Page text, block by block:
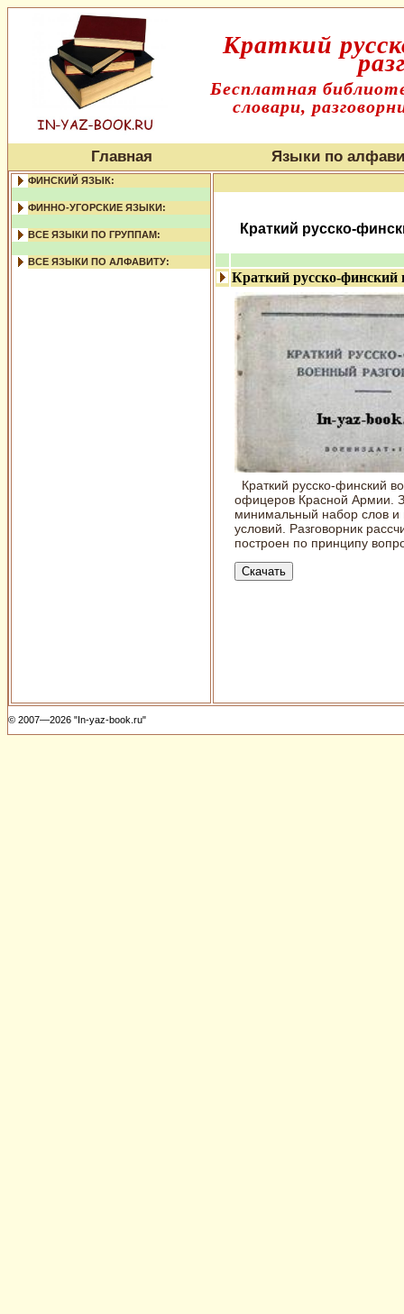
Краткий
Бесплатная
словари,
Главная Языки по
ФИНСКИЙ ЯЗЫК:
ФИННО-УГОРСКИЕ ЯЗЫКИ:
ВСЕ ЯЗЫКИ ПО ГРУППАМ:
ВСЕ ЯЗЫКИ ПО АЛФАВИТУ:
Краткий русско-
Краткий русско-финский
Краткий русско-финский
офицеров Красной Армии.
минимальный набор слов и
условий. Разговорник
построен по принципу
© 2007—2026 "In-yaz-book.ru"